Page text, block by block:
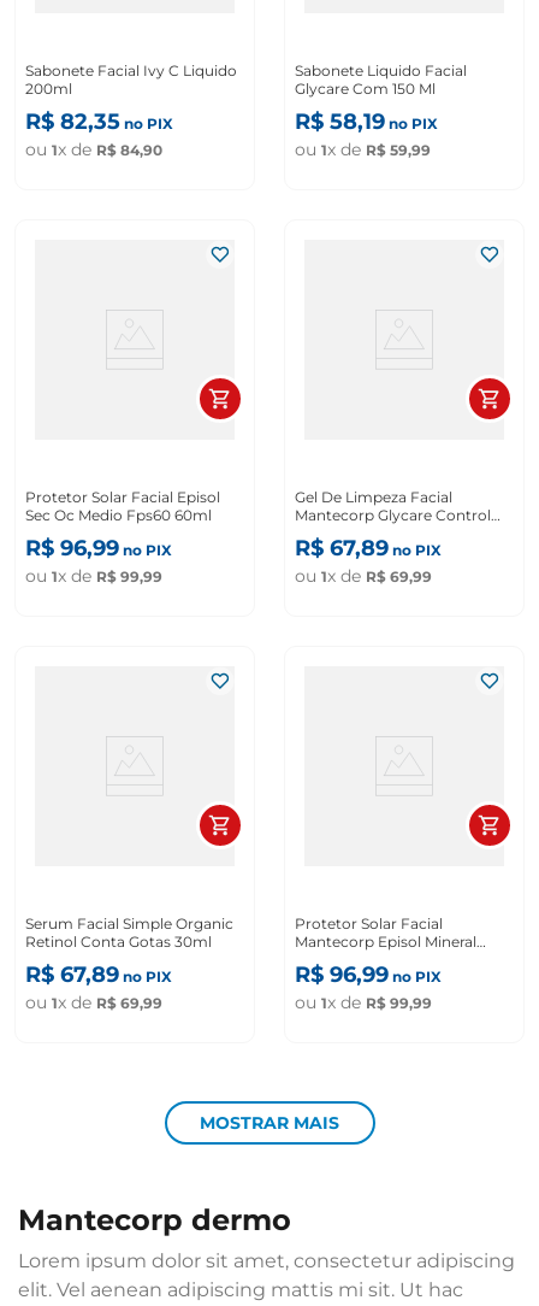
Sabonete Facial Ivy C Liquido
200ml
R$ 82,35 no PIX
ou 1x de R$ 84,90
Sabonete Liquido Facial
Glycare Com 150 Ml
R$ 58,19 no PIX
ou 1x de R$ 59,99
Protetor Solar Facial Episol
Sec Oc Medio Fps60 60ml
R$ 96,99 no PIX
ou 1x de R$ 99,99
Gel De Limpeza Facial
Mantecorp Glycare Control
150g
R$ 67,89 no PIX
ou 1x de R$ 69,99
Serum Facial Simple Organic
Retinol Conta Gotas 30ml
R$ 67,89 no PIX
ou 1x de R$ 69,99
Protetor Solar Facial
Mantecorp Episol Mineral
Com Cor Fps30 60ml
R$ 96,99 no PIX
ou 1x de R$ 99,99
MOSTRAR MAIS
mantecorp dermo
Lorem ipsum dolor sit amet, consectetur adipiscing
elit. Vel aenean adipiscing mattis mi sit. Ut hac